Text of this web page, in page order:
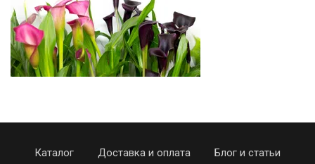
Каталог Доставка и оплата
Блог и статьи